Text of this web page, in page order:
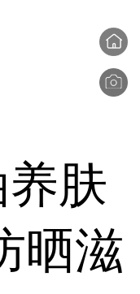
肤
晒滋